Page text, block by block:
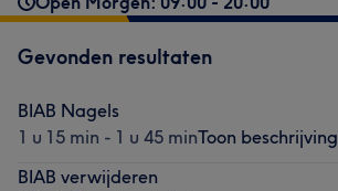
Gevonden resultaten
BIAB Nagels
1 u 15 min - 1 u 45 minToon beschrijving
BIAB verwijderen